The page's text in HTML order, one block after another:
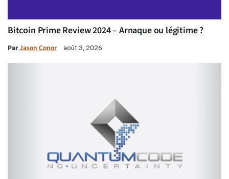
Bitcoin Prime Review 2024 – Arnaque ou légitime ?
ParJason Conor août 3, 2026